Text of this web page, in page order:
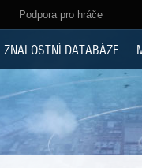
Podpora pro hráče
ZNALOSTNÍ DATABÁZE